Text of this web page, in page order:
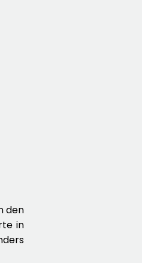
den
in